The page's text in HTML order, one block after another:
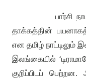
பார்சி
தாக்கத்தின்
என தமிழ் நாட்டிலும்
இலங்கையில் ‘
குறிப்பிடப் பெற்றன.